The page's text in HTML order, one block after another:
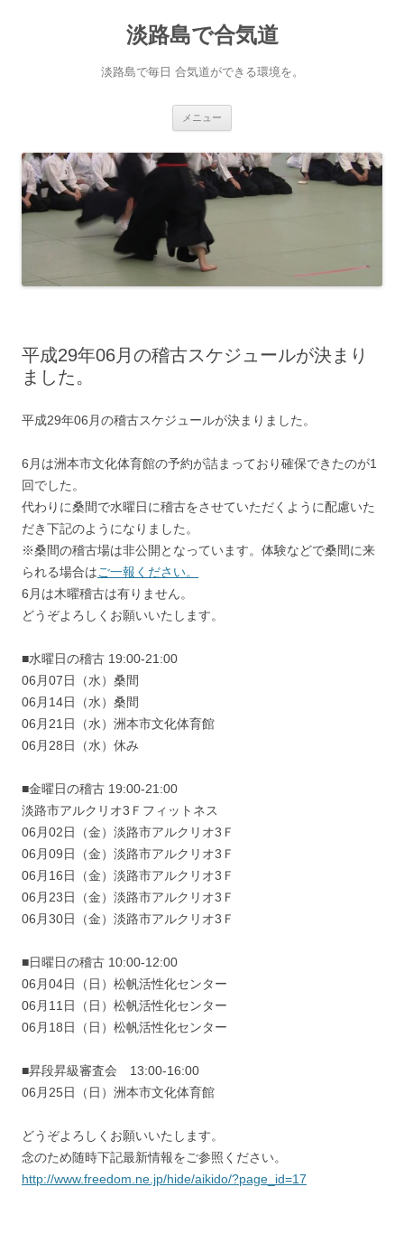
淡路島で合気道
淡路島で毎日 合気道ができる環境を。
メニュー
平成29年06月の稽古スケジュールが決まり
ました。
平成29年06月の稽古スケジュールが決まりました。
6月は洲本市文化体育館の予約が詰まっており確保できたのが1
回でした。
代わりに桑間で水曜日に稽古をさせていただくように配慮いた
だき下記のようになりました。
※桑間の稽古場は非公開となっています。体験などで桑間に来
られる場合はご一報ください。
6月は木曜稽古は有りません。
どうぞよろしくお願いいたします。
■水曜日の稽古 19:00-21:00
06月07日（水）桑間
06月14日（水）桑間
06月21日（水）洲本市文化体育館
06月28日（水）休み
■金曜日の稽古 19:00-21:00
淡路市アルクリオ3Ｆフィットネス
06月02日（金）淡路市アルクリオ3Ｆ
06月09日（金）淡路市アルクリオ3Ｆ
06月16日（金）淡路市アルクリオ3Ｆ
06月23日（金）淡路市アルクリオ3Ｆ
06月30日（金）淡路市アルクリオ3Ｆ
■日曜日の稽古 10:00-12:00
06月04日（日）松帆活性化センター
06月11日（日）松帆活性化センター
06月18日（日）松帆活性化センター
■昇段昇級審査会 13:00-16:00
06月25日（日）洲本市文化体育館
どうぞよろしくお願いいたします。
念のため随時下記最新情報をご参照ください。
http://www.freedom.ne.jp/hide/aikido/?page_id=17